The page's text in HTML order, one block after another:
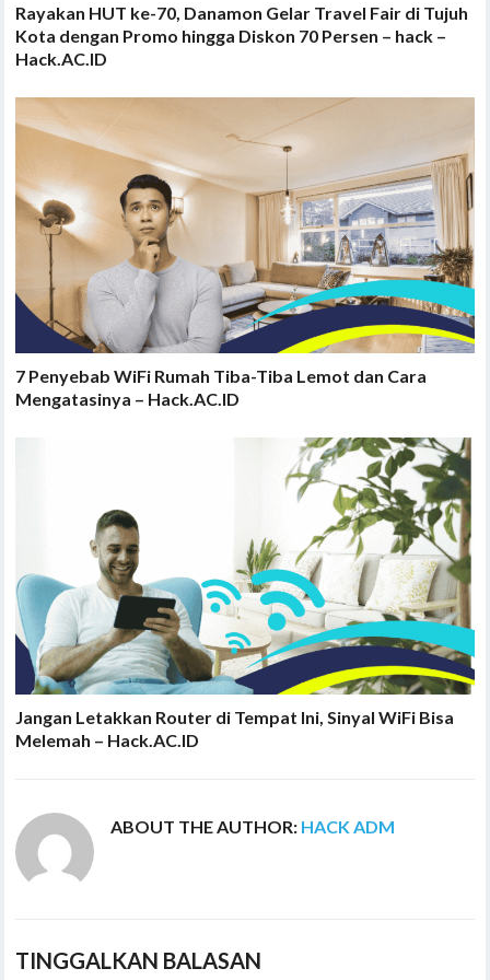
Rayakan HUT ke-70, Danamon Gelar Travel Fair di Tujuh
Kota dengan Promo hingga Diskon 70 Persen – hack –
Hack.AC.ID
7 Penyebab WiFi Rumah Tiba-Tiba Lemot dan Cara
Mengatasinya – Hack.AC.ID
Jangan Letakkan Router di Tempat Ini, Sinyal WiFi Bisa
Melemah – Hack.AC.ID
ABOUT THE AUTHOR: HACK ADM
TINGGALKAN BALASAN